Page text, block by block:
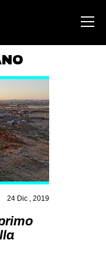
24 Dic , 2019